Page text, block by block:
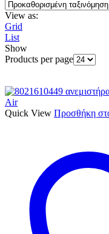
View as:
Grid
List
Show
Products per page
Quick View Προσθήκη